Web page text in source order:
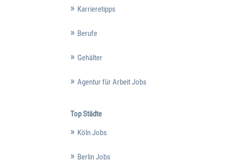
Karrieretipps
Berufe
Gehälter
Agentur für Arbeit Jobs
Top Städte
Köln Jobs
Berlin Jobs